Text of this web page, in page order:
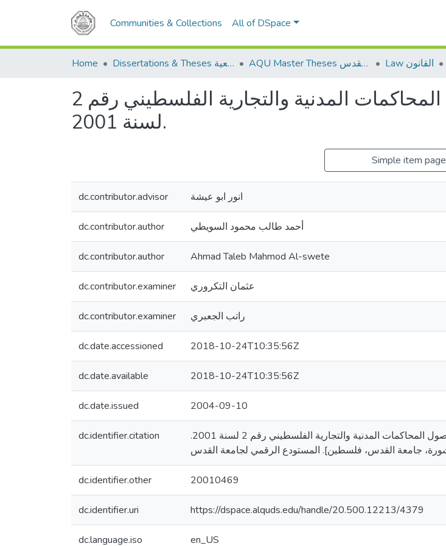
Communities & Collections All of DSpace
Home Dissertations & Theses الرسائل الجامعية AQU Master Theses الرسائل الجامعية الخاصة بجامعة القدس Law القانون
القضاء المستعجل في قانون أصول المحاكمات المدنية والتجارية الفلسطيني رقم 2
لسنة 2001.
Simple item page
dc.contributor.advisor انور ابو عيشة
dc.contributor.author أحمد طالب محمود السويطي
dc.contributor.author Ahmad Taleb Mahmod Al-swete
dc.contributor.examiner عثمان التكروري
dc.contributor.examiner راتب الجعبري
dc.date.accessioned 2018-10-24T10:35:56Z
dc.date.available 2018-10-24T10:35:56Z
dc.date.issued 2004-09-10
dc.identifier.citation
السويطي، أحمد طالب. (2004). القضاء المستعجل في قانون أصول المحاكمات المدنية والتجارية الفلسطيني رقم 2 لسنة 2001.
dc.identifier.other 20010469
dc.identifier.uri https://dspace.alquds.edu/handle/20.500.12213/4379
dc.language.iso en_US